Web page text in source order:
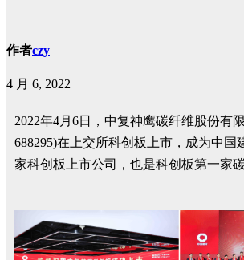
作者czy
4 月 6, 2022
2022年4月6日，中复神鹰碳纤维股份有
688295)在上交所科创板上市，成为中国
家科创板上市公司，也是科创板第一家